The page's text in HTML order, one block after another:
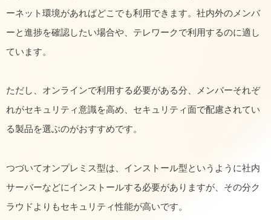
ーネット環境があればどこでも利用できます。社内外のメンバ
ーと進捗を確認したい場合や、テレワークで利用するのに適し
ています。
ただし、オンラインで利用する必要がある分、メンバーそれぞ
れがセキュリティ意識を高め、セキュリティ面で配慮されてい
る製品を選ぶのがおすすめです。
つづいてオンプレミス型は、インストール型というように社内
サーバーなどにインストールする必要がありますが、その分ク
ラウドよりもセキュリティ性能が高いです。